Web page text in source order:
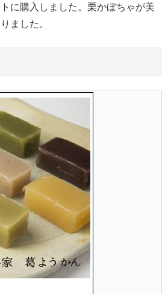
に購入しました。栗かぼちゃが美
ました。